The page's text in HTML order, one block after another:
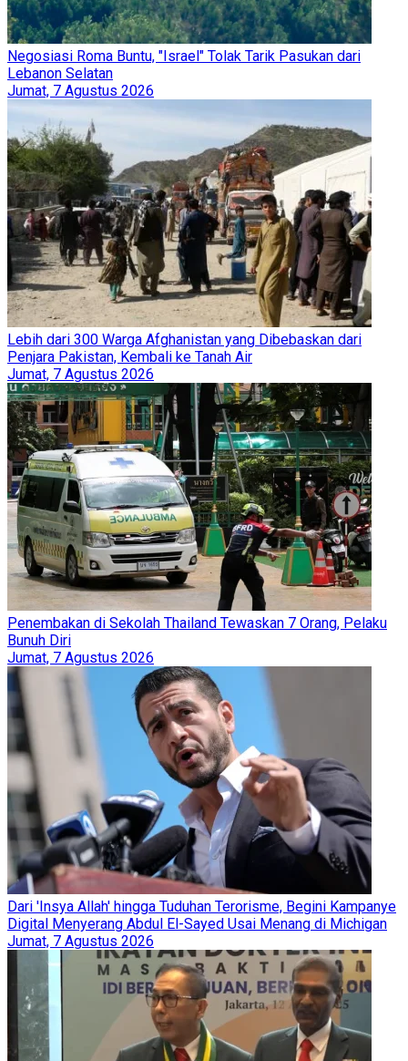
Negosiasi Roma Buntu, "Israel" Tolak Tarik Pasukan dari
Lebanon Selatan
Jumat, 7 Agustus 2026
Lebih dari 300 Warga Afghanistan yang Dibebaskan dari
Penjara Pakistan, Kembali ke Tanah Air
Jumat, 7 Agustus 2026
Penembakan di Sekolah Thailand Tewaskan 7 Orang, Pelaku
Bunuh Diri
Jumat, 7 Agustus 2026
Dari 'Insya Allah' hingga Tuduhan Terorisme, Begini Kampanye
Digital Menyerang Abdul El-Sayed Usai Menang di Michigan
Jumat, 7 Agustus 2026